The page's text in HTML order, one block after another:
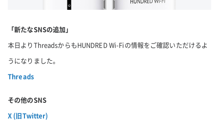
「新たなSNSの追加」
本日よりThreadsからもHUNDRED Wi-Fiの情報をご確認いただけるよ
うになりました。
Threads
その他のSNS
X (旧Twitter)